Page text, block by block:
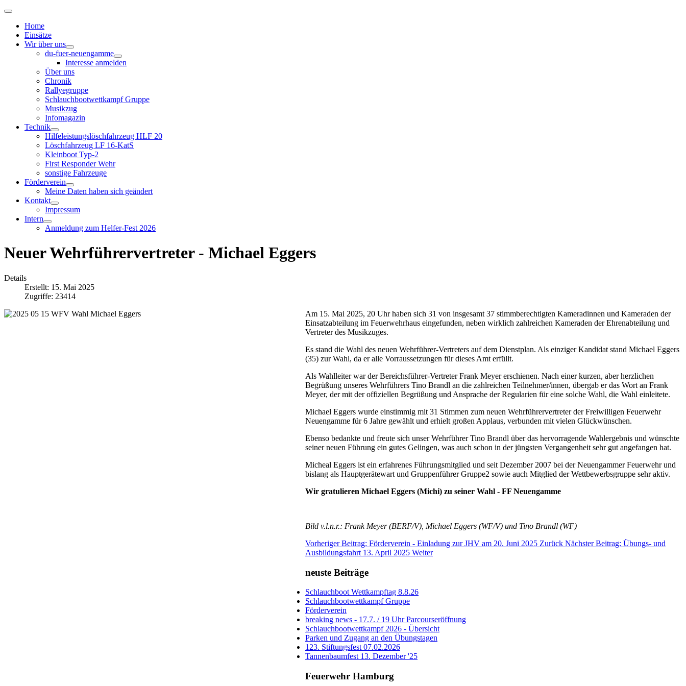
Home
Einsätze
Wir über uns
du-fuer-neuengamme
Interesse anmelden
Über uns
Chronik
Rallyegruppe
Schlauchbootwettkampf Gruppe
Musikzug
Infomagazin
Technik
Hilfeleistungslöschfahrzeug HLF 20
Löschfahrzeug LF 16-KatS
Kleinboot Typ-2
First Responder Wehr
sonstige Fahrzeuge
Förderverein
Meine Daten haben sich geändert
Kontakt
Impressum
Intern
Anmeldung zum Helfer-Fest 2026
Neuer Wehrführervertreter - Michael Eggers
Details
Erstellt: 15. Mai 2025
Zugriffe: 23414
Am 15. Mai 2025, 20 Uhr haben sich 31 von insgesamt 37 stimmberechtigten Kameradinnen und Kameraden der
Einsatzabteilung im Feuerwehrhaus eingefunden, neben wirklich zahlreichen Kameraden der Ehrenabteilung und
Vertreter des Musikzuges.
Es stand die Wahl des neuen Wehrführer-Vertreters auf dem Dienstplan. Als einziger Kandidat stand Michael Eggers
(35) zur Wahl, da er alle Vorraussetzungen für dieses Amt erfüllt.
Als Wahlleiter war der Bereichsführer-Vertreter Frank Meyer erschienen. Nach einer kurzen, aber herzlichen
Begrüßung unseres Wehrführers Tino Brandl an die zahlreichen Teilnehmer/innen, übergab er das Wort an Frank
Meyer, der mit der offiziellen Begrüßung und Ansprache der Regularien für eine solche Wahl, die Wahl einleitete.
Michael Eggers wurde einstimmig mit 31 Stimmen zum neuen Wehrführervertreter der Freiwilligen Feuerwehr
Neuengamme für 6 Jahre gewählt und erhielt großen Applaus, verbunden mit vielen Glückwünschen.
Ebenso bedankte und freute sich unser Wehrführer Tino Brandl über das hervorragende Wahlergebnis und wünschte
seiner neuen Führung ein gutes Gelingen, was auch schon in der jüngsten Vergangenheit sehr gut angefangen hat.
Micheal Eggers ist ein erfahrenes Führungsmitglied und seit Dezember 2007 bei der Neuengammer Feuerwehr und
bislang als Hauptgerätewart und Gruppenführer Gruppe2 sowie auch Mitglied der Wettbewerbsgruppe sehr aktiv.
Wir gratulieren Michael Eggers (Michi) zu seiner Wahl - FF Neuengamme
Bild v.l.n.r.: Frank Meyer (BERF/V), Michael Eggers (WF/V) und Tino Brandl (WF)
Vorheriger Beitrag: Förderverein - Einladung zur JHV am 20. Juni 2025 Zurück Nächster Beitrag: Übungs- und
Ausbildungsfahrt 13. April 2025 Weiter
neuste Beiträge
Schlauchboot Wettkampftag 8.8.26
Schlauchbootwettkampf Gruppe
Förderverein
breaking news - 17.7. / 19 Uhr Parcourseröffnung
Schlauchbootwettkampf 2026 - Übersicht
Parken und Zugang an den Übungstagen
123. Stiftungsfest 07.02.2026
Tannenbaumfest 13. Dezember '25
Feuerwehr Hamburg